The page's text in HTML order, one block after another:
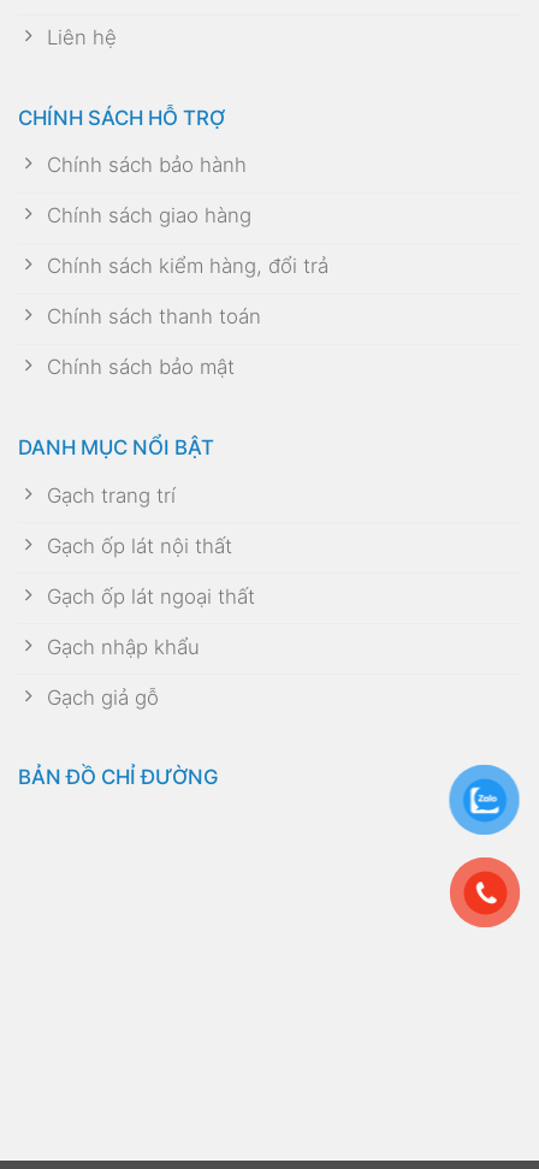
Liên hệ
CHÍNH SÁCH HỖ TRỢ
Chính sách bảo hành
Chính sách giao hàng
Chính sách kiểm hàng, đổi trả
Chính sách thanh toán
Chính sách bảo mật
DANH MỤC NỔI BẬT
Gạch trang trí
Gạch ốp lát nội thất
Gạch ốp lát ngoại thất
Gạch nhập khẩu
Gạch giả gỗ
BẢN ĐỒ CHỈ ĐƯỜNG